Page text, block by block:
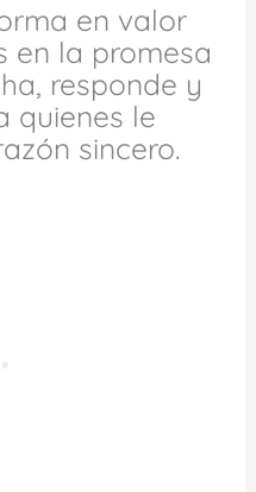
en valor
en la promesa
responde y
quienes le
sincero.